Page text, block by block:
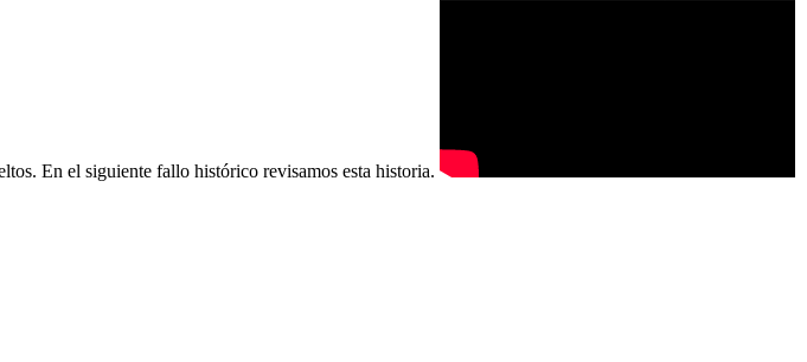
En el siguiente fallo histórico revisamos esta historia.